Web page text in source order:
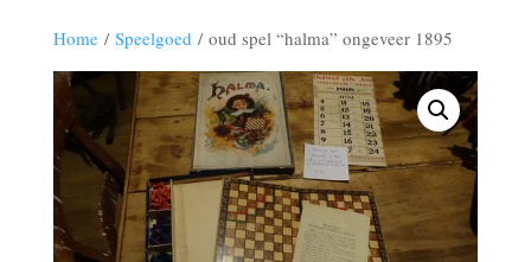
Home/ Speelgoed / oud spel “halma” ongeveer 1895